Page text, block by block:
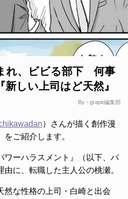
れ、ビビる部下 何事
しい上司はど天然』
By - grape編集部
）さんが描く創作漫
ご紹介します。
ワーハラスメント』（以下、パ
に、転職した主人公の桃瀬。
然な性格の上司・白崎と出会